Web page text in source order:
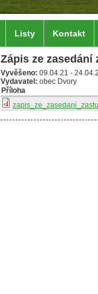
Listy Kontakt
Zápis ze zasedání
Vyvěšeno: 09.04.21 -
Vydavatel: obec Dvory
Příloha